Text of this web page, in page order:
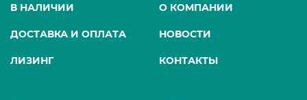
В НАЛИЧИИ
ДОСТАВКА И ОПЛАТА
ЛИЗИНГ
О КОМПАНИИ
НОВОСТИ
КОНТАКТЫ